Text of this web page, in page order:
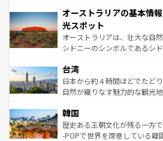
部のニューオーリンズでは、
文化が魅力。旅行者はアメリ
しみながら、その多様性と豊
るだろう。車でのロードトリ
情報は
ワイ島は見逃せない。また、
島だが、静かな自然を求める
おすすめ。エメラルドグリー
文化や歴史が息づいている。
人々、おいしいローカルフー
ク、伝統的なフラダンスなど
っている。訪れるたびに新し
はコンテンツ一覧
オーストラリアの基本情
光スポット
オーストラリアは、壮大な自
シドニーのシンボルであるシ
リアリーフや大陸中央部にそ
ク）、タスマニアの美しい原
ど、見どころがたくさん。ま
いる。アクティビティも充実
ビング、ハイキングなど、ア
い。オーストラリアの多彩な
台湾
日本から約４時間ほどでたど
自然が織りなす魅力的な観光
ン）、静ひつな山岳地帯であ
と山間の静けさが共存してお
驚きをもたらしてくれる。ま
韓国
歴史ある王朝文化が残る一方
-POPで世界を席巻している韓